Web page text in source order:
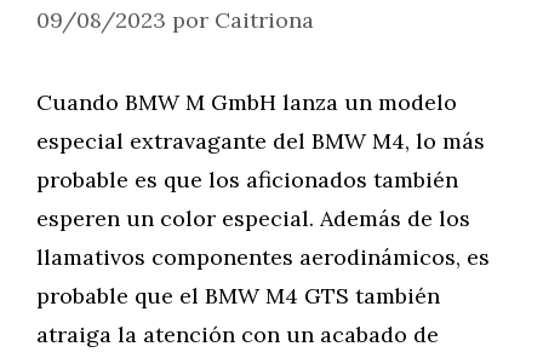
09/08/2023 por Caitriona
Cuando BMW M GmbH lanza un modelo
especial extravagante del BMW M4, lo más
probable es que los aficionados también
esperen un color especial. Además de los
llamativos componentes aerodinámicos, es
probable que el BMW M4 GTS también
atraiga la atención con un acabado de